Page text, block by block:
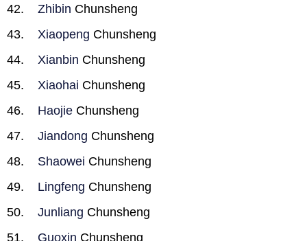
Zhibin Chunsheng
Xiaopeng Chunsheng
Xianbin Chunsheng
Xiaohai Chunsheng
Haojie Chunsheng
Jiandong Chunsheng
Shaowei Chunsheng
Lingfeng Chunsheng
Junliang Chunsheng
Guoxin Chunsheng